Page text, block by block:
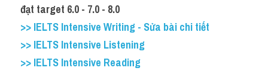
đạt target 6.0 - 7.0 - 8.0
>> IELTS Intensive Writing - Sửa bài chi tiết
>> IELTS Intensive Listening
>> IELTS Intensive Reading